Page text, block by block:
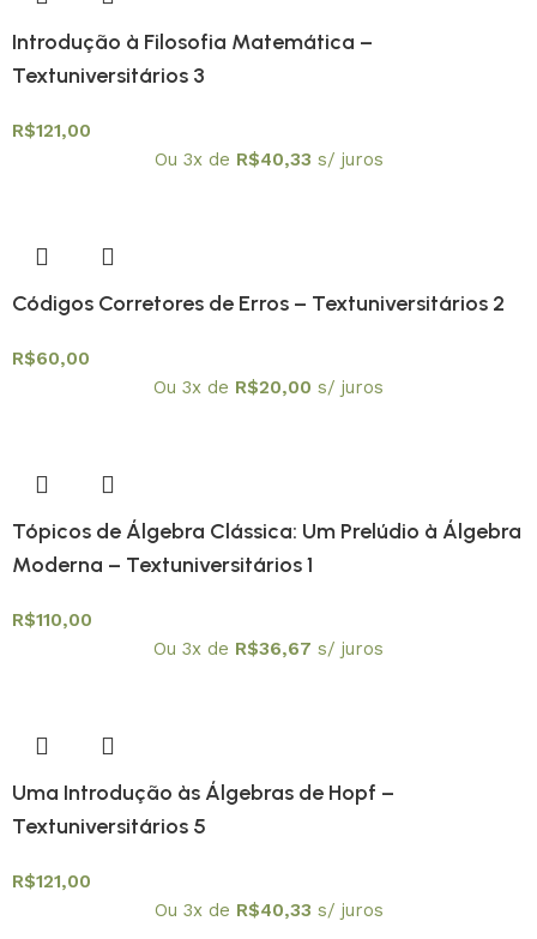
Introdução à Filosofia Matemática –
Textuniversitários 3
R$121,00
Ou 3x de R$40,33 s/ juros
Códigos Corretores de Erros – Textuniversitários 2
R$60,00
Ou 3x de R$20,00 s/ juros
Tópicos de Álgebra Clássica: Um Prelúdio à Álgebra
Moderna – Textuniversitários 1
R$110,00
Ou 3x de R$36,67 s/ juros
Uma Introdução às Álgebras de Hopf –
Textuniversitários 5
R$121,00
Ou 3x de R$40,33 s/ juros